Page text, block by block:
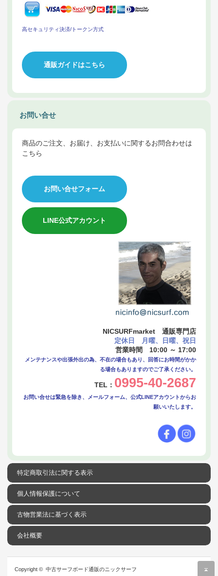
高セキュリティ決済/トークン方式
通販ガイドはこちら
お問い合せ
商品のご注文、お届け、お支払いに関するお問合わせは
こちら
お問い合せフォーム
LINE公式アカウント
NICSURFmarket 通販専門店
定休日 月曜、日曜、祝日
営業時間 10:00 ～ 17:00
メンテナンスや出張外出の為、不在の場合もあり、回答にお時間がかか
る場合もありますのでご了承ください。
TEL： 0995-40-2687
お問い合せは緊急を除き、メールフォーム、公式LINEアカウントからお
願いいたします。
特定商取引法に関する表示
個人情報保護について
古物営業法に基づく表示
会社概要
Copyright © 中古サーフボード通販のニックサーフ